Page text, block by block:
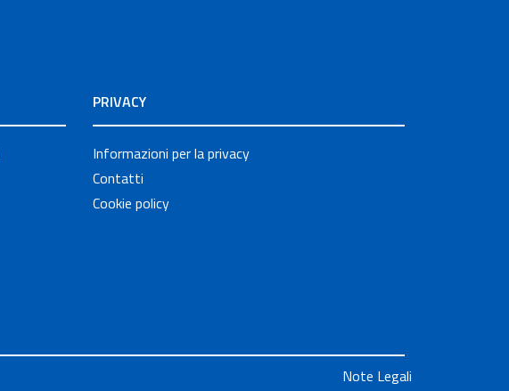
PRIVACY
Informazioni per la privacy
Contatti
Cookie policy
Note Legali